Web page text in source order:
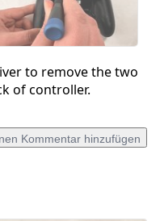
to remove the two
of controller.
Kommentar hinzufügen